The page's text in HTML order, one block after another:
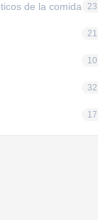
de la comida 23
21
10
32
17